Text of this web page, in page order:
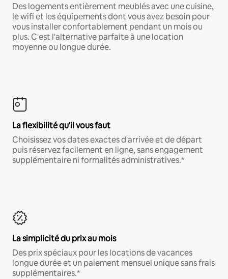
Des logements entièrement meublés avec une cuisine,
le wifi et les équipements dont vous avez besoin pour
vous installer confortablement pendant un mois ou
plus. C'est l'alternative parfaite à une location
moyenne ou longue durée.
La flexibilité qu'il vous faut
Choisissez vos dates exactes d'arrivée et de départ
puis réservez facilement en ligne, sans engagement
supplémentaire ni formalités administratives.*
La simplicité du prix au mois
Des prix spéciaux pour les locations de vacances
longue durée et un paiement mensuel unique sans frais
supplémentaires.*